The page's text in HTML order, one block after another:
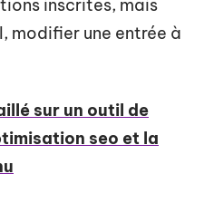
inscrites, mais
modifier une entrée à
sur un outil de
seo et la